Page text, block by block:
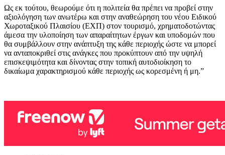
Ως εκ τούτου, θεωρούμε ότι η πολιτεία θα πρέπει να προβεί στην
αξιολόγηση των ανωτέρω και στην αναθεώρηση του νέου Ειδικού
Χωροταξικού Πλαισίου (ΕΧΠ) στον τουρισμό, χρηματοδοτώντας
άμεσα την υλοποίηση των απαραίτητων έργων και υποδομών που
θα συμβάλλουν στην ανάπτυξη της κάθε περιοχής ώστε να μπορεί
να ανταποκριθεί στις ανάγκες που προκύπτουν από την υψηλή
επισκεψιμότητα και δίνοντας στην τοπική αυτοδιοίκηση το
δικαίωμα χαρακτηρισμού κάθε περιοχής ως κορεσμένη ή μη.”